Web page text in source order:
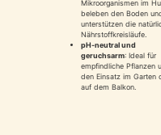
Mikroorganismen im
beleben den Boden
unterstützen die
Nährstoffkreisläufe.
pH-neutral und
geruchsarm: Ideal für
empfindliche Pflanzen
den Einsatz im Garten
auf dem Balkon.